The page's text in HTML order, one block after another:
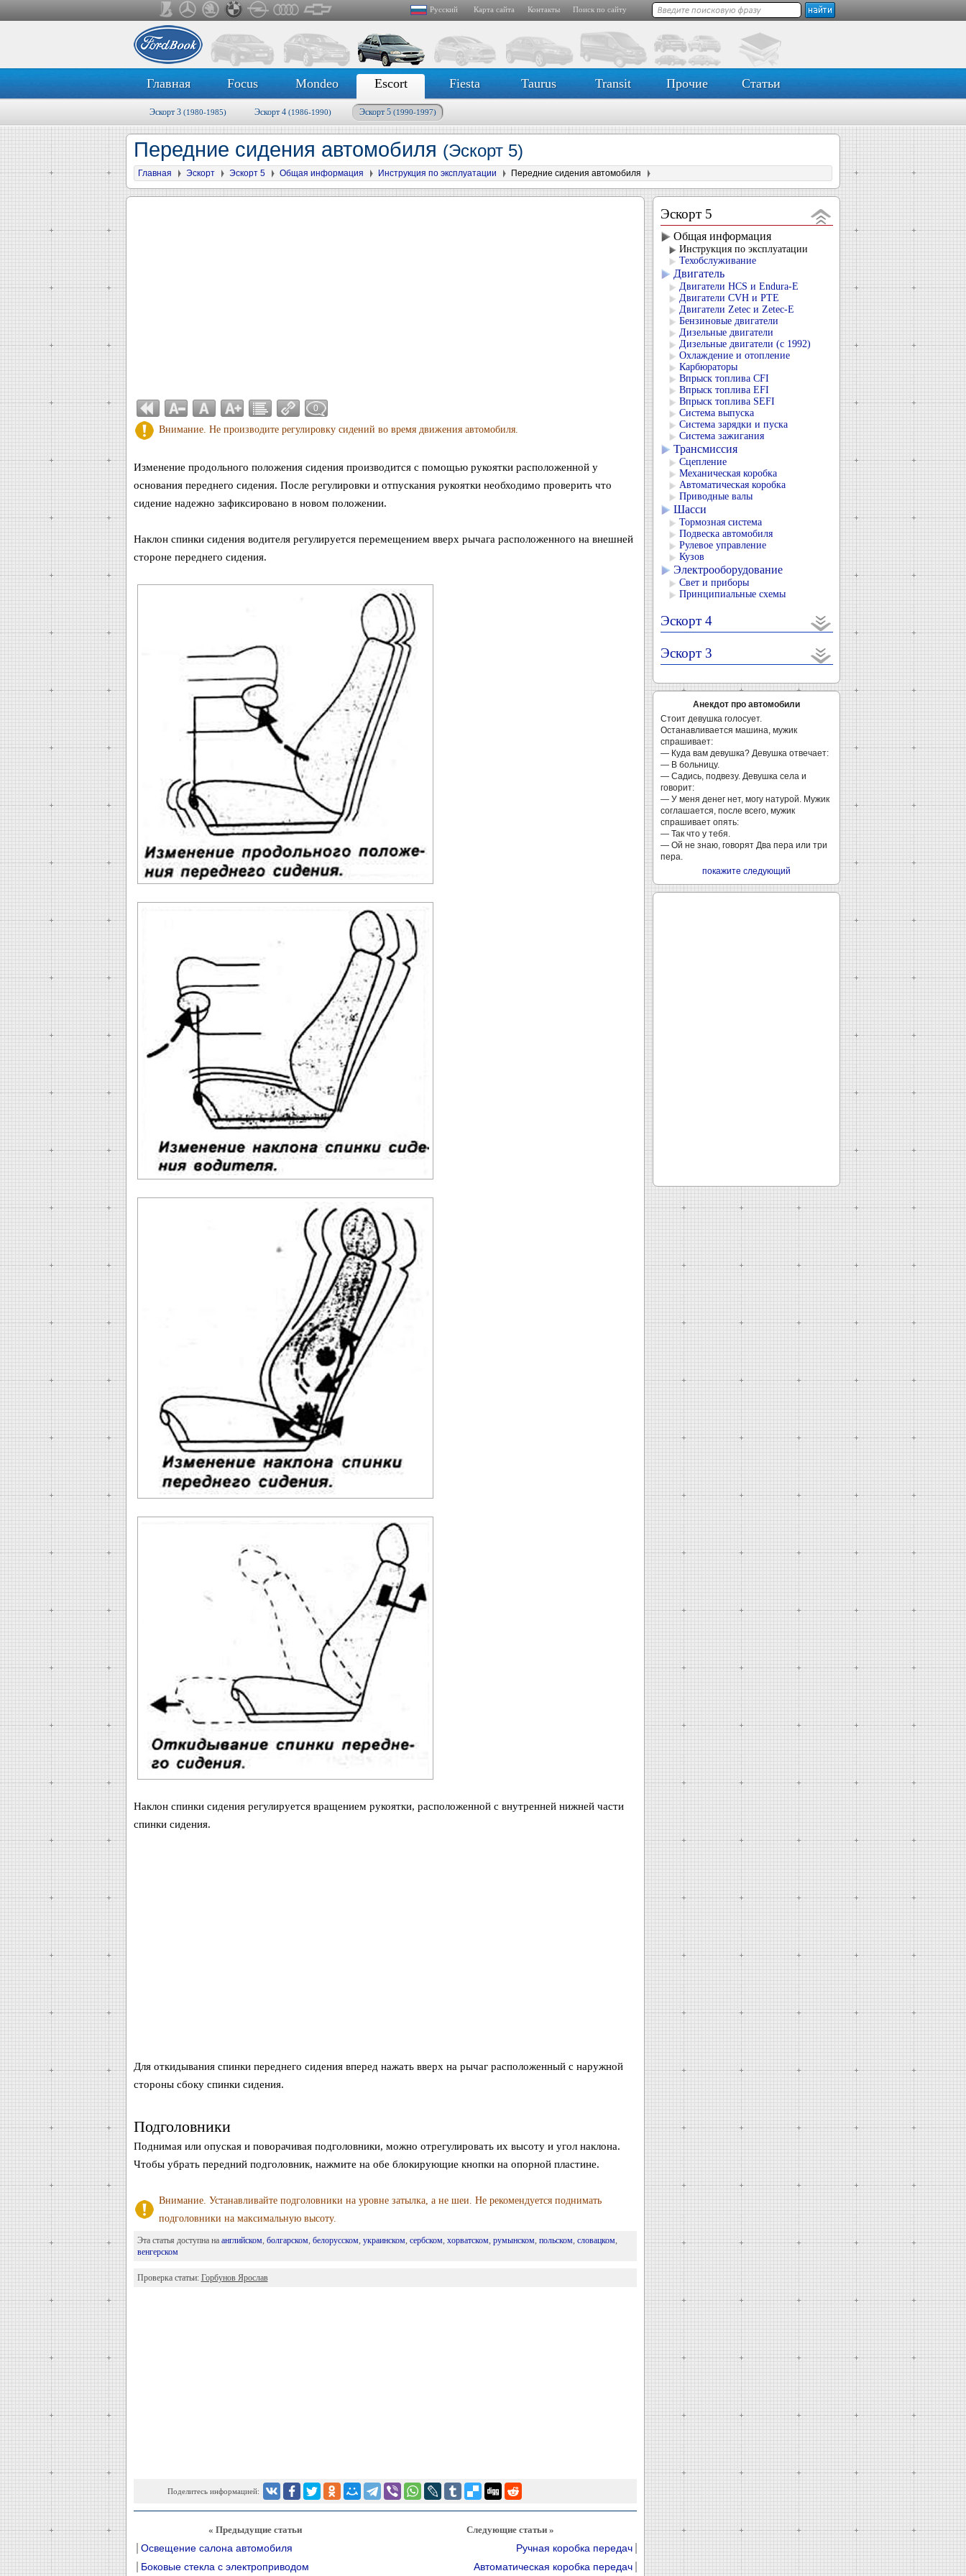
Русский Карта сайта Контакты Поиск по сайту
Главная Focus Mondeo Escort Fiesta Taurus Transit Прочие Статьи
Эскорт 3 (1980-1985) Эскорт 4 (1986-1990) Эскорт 5 (1990-1997)
Передние сидения автомобиля (Эскорт 5)
Главная Эскорт Эскорт 5 Общая информация Инструкция по эксплуатации Передние сидения автомобиля
0
Внимание. Не производите регулировку сидений во время движения автомобиля.
Изменение продольного положения сидения производится с помощью рукоятки расположенной у
основания переднего сидения. После регулировки и отпускания рукоятки необходимо проверить что
сидение надежно зафиксировано в новом положении.
Наклон спинки сидения водителя регулируется перемещением вверх рычага расположенного на внешней
стороне переднего сидения.
Наклон спинки сидения регулируется вращением рукоятки, расположенной с внутренней нижней части
спинки сидения.
Для откидывания спинки переднего сидения вперед нажать вверх на рычаг расположенный с наружной
стороны сбоку спинки сидения.
Подголовники
Поднимая или опуская и поворачивая подголовники, можно отрегулировать их высоту и угол наклона.
Чтобы убрать передний подголовник, нажмите на обе блокирующие кнопки на опорной пластине.
Внимание. Устанавливайте подголовники на уровне затылка, а не шеи. Не рекомендуется поднимать
подголовники на максимальную высоту.
Эта статья доступна на английском, болгарском, белорусском, украинском, сербском, хорватском, румынском, польском, словацком,
венгерском
Проверка статьи: Горбунов Ярослав
Поделитесь информацией:
« Предыдущие статьи
Освещение салона автомобиля
Боковые стекла с электроприводом
Следующие статьи »
Ручная коробка передач
Автоматическая коробка передач
Эскорт 5
Общая информация
Инструкция по эксплуатации
Техобслуживание
Двигатель
Двигатели HCS и Endura-E
Двигатели CVH и РТЕ
Двигатели Zetec и Zetec-E
Бензиновые двигатели
Дизельные двигатели
Дизельные двигатели (с 1992)
Охлаждение и отопление
Карбюраторы
Впрыск топлива CFI
Впрыск топлива EFI
Впрыск топлива SEFI
Система выпуска
Система зарядки и пуска
Система зажигания
Трансмиссия
Сцепление
Механическая коробка
Автоматическая коробка
Приводные валы
Шасси
Тормозная система
Подвеска автомобиля
Рулевое управление
Кузов
Электрооборудование
Свет и приборы
Принципиальные схемы
Эскорт 4
Эскорт 3
Анекдот про автомобили
Стоит девушка голосует.
Останавливается машина, мужик
спрашивает:
— Куда вам девушка? Девушка отвечает:
— В больницу.
— Садись, подвезу. Девушка села и
говорит:
— У меня денег нет, могу натурой. Мужик
соглашается, после всего, мужик
спрашивает опять:
— Так что у тебя.
— Ой не знаю, говорят Два пера или три
пера.
покажите следующий